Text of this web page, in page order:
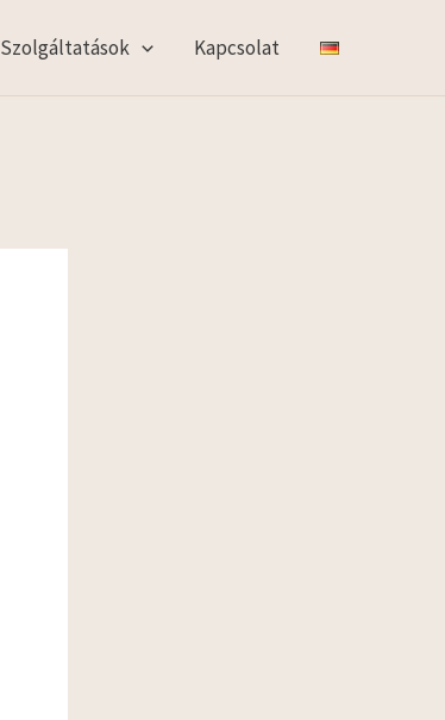
Szolgáltatások Kapcsolat